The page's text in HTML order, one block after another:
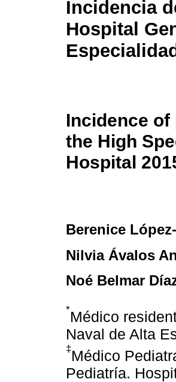
Incidencia
Hospital
Incidence
the High
Hospital
Berenice
Nilvia Ávalos
Noé Belmar
*Médico
Naval de Alta
‡Médico
Pediatría.